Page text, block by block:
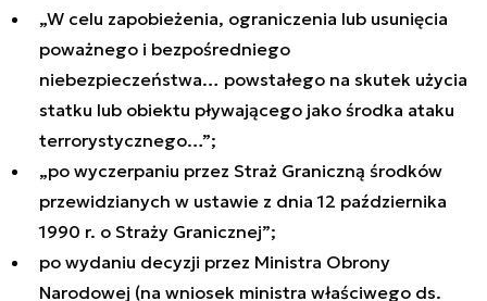
„W celu zapobieżenia, ograniczenia lub usunięcia
poważnego i bezpośredniego
niebezpieczeństwa… powstałego na skutek użycia
statku lub obiektu pływającego jako środka ataku
terrorystycznego…”;
„po wyczerpaniu przez Straż Graniczną środków
przewidzianych w ustawie z dnia 12 października
1990 r. o Straży Granicznej”;
po wydaniu decyzji przez Ministra Obrony
Narodowej (na wniosek ministra właściwego ds.